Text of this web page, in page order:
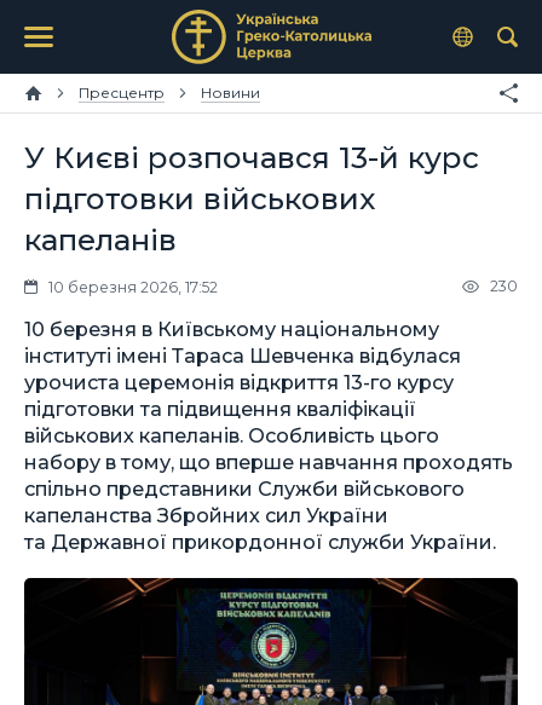
Пресцентр Новини
У Києві розпочався 13-й курс
підготовки військових
капеланів
10 березня 2026, 17:52 230
10 березня в Київському національному
інституті імені Тараса Шевченка відбулася
урочиста церемонія відкриття 13-го курсу
підготовки та підвищення кваліфікації
військових капеланів. Особливість цього
набору в тому, що вперше навчання проходять
спільно представники Служби військового
капеланства Збройних сил України
та Державної прикордонної служби України.